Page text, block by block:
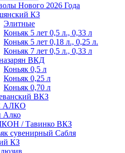
Нового 2026 Года
КЗ
Элитные
Коньяк 5 лет 0,5 л., 0,33 л
Коньяк 5 лет 0,18 л., 0,25 л.
Коньяк 7 лет 0,5 л., 0,33 л
ВКД
Коньяк 0,5 л
Коньяк 0,25 л
Коньяк 0,70 л
ВКЗ
АЛКО
Алко
/ Тавинко ВКЗ
сувенирный Сабля
КЗ